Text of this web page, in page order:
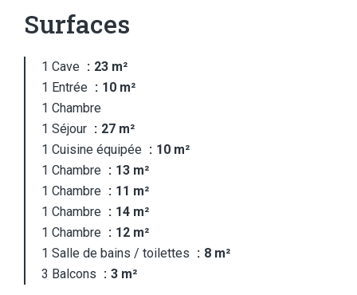
Surfaces
1 Cave
23 m²
1 Entrée
10 m²
1 Chambre
1 Séjour
27 m²
1 Cuisine équipée
10 m²
1 Chambre
13 m²
1 Chambre
11 m²
1 Chambre
14 m²
1 Chambre
12 m²
1 Salle de bains / toilettes
8 m²
3 Balcons
3 m²